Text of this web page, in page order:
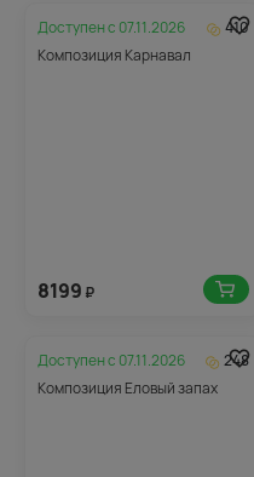
Доступен с 07.11.2026
410
Композиция Карнавал
8199 ₽
Доступен с 07.11.2026
248
Композиция Еловый запах